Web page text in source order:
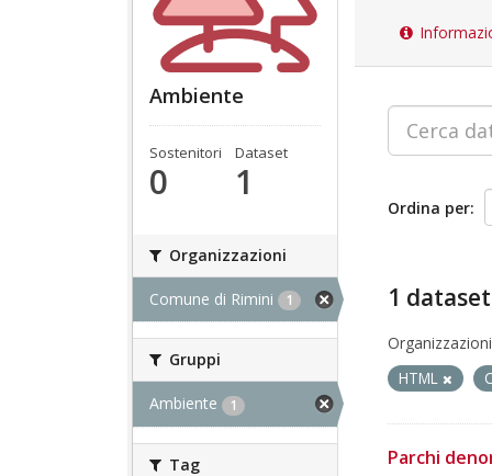
Ambiente
Sostenitori
0
Dataset
1
Organizzazioni
Comune di Rimini 1
Gruppi
Ambiente 1
Tag
Ordina per
1
HTML
Parchi